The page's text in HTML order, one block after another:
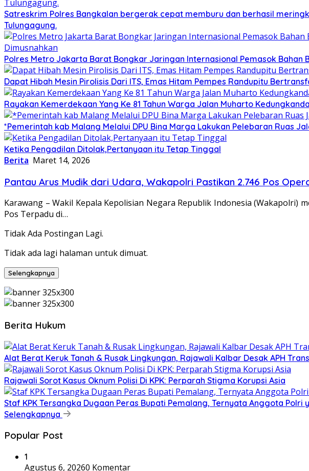
Satreskrim Polres Bangkalan bergerak cepat memburu dan berhasil
Tulungagung.
Polres Metro Jakarta Barat Bongkar Jaringan Internasional Pemasok Bahan
Dapat Hibah Mesin Pirolisis Dari ITS, Emas Hitam Pempes Randupitu
Rayakan Kemerdekaan Yang Ke 81 Tahun Warga Jalan Muharto
*Pemerintah kab Malang Melalui DPU Bina Marga Lakukan Pelebaran Ruas
Ketika Pengadilan Ditolak,Pertanyaan itu Tetap Tinggal
Berita Maret 14, 2026
Pantau Arus Mudik dari Udara, Wakapolri Pastikan 2.746 Pos
Karawang – Wakil Kepala Kepolisian Negara Republik Indonesia
Pos Terpadu di…
Tidak Ada Postingan Lagi.
Tidak ada lagi halaman untuk dimuat.
Selengkapnya
Berita Hukum
Alat Berat Keruk Tanah & Rusak Lingkungan, Rajawali Kalbar Desak APH
Rajawali Sorot Kasus Oknum Polisi Di KPK: Perparah Stigma Korupsi Asia
Staf KPK Tersangka Dugaan Peras Bupati Pemalang, Ternyata Anggota Polri
Selengkapnya
Popular Post
1
Agustus 6, 20260 Komentar